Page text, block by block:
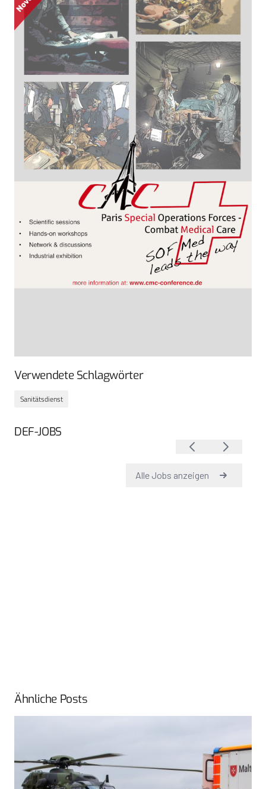
Verwendete Schlagwörter
Sanitätsdienst
DEF-JOBS
Ähnliche Posts